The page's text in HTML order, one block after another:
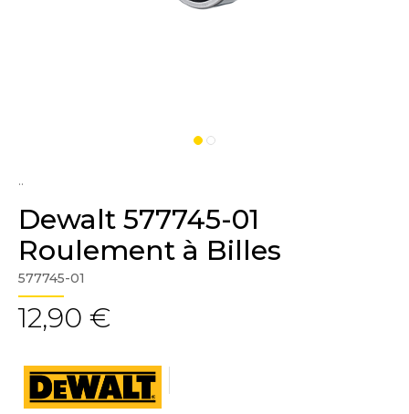
..
Dewalt 577745-01
Roulement à Billes
577745-01
12,90 €